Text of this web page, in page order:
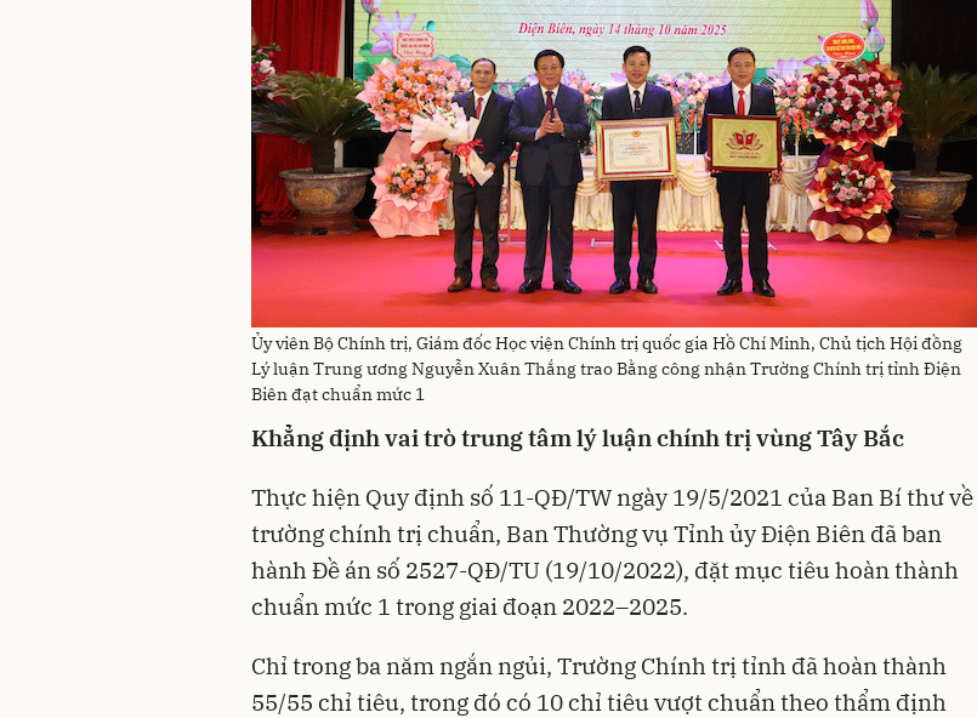
Ủy viên Bộ Chính trị, Giám đốc Học viện Chính trị quốc gia Hồ Chí Minh, Chủ tịch Hội đồng
Lý luận Trung ương Nguyễn Xuân Thắng trao Bằng công nhận Trường Chính trị tỉnh Điện
Biên đạt chuẩn mức 1
Khẳng định vai trò trung tâm lý luận chính trị vùng Tây Bắc
Thực hiện Quy định số 11-QĐ/TW ngày 19/5/2021 của Ban Bí thư về
trường chính trị chuẩn, Ban Thường vụ Tỉnh ủy Điện Biên đã ban
hành Đề án số 2527-QĐ/TU (19/10/2022), đặt mục tiêu hoàn thành
chuẩn mức 1 trong giai đoạn 2022–2025.
Chỉ trong ba năm ngắn ngủi, Trường Chính trị tỉnh đã hoàn thành
55/55 chỉ tiêu, trong đó có 10 chỉ tiêu vượt chuẩn theo thẩm định